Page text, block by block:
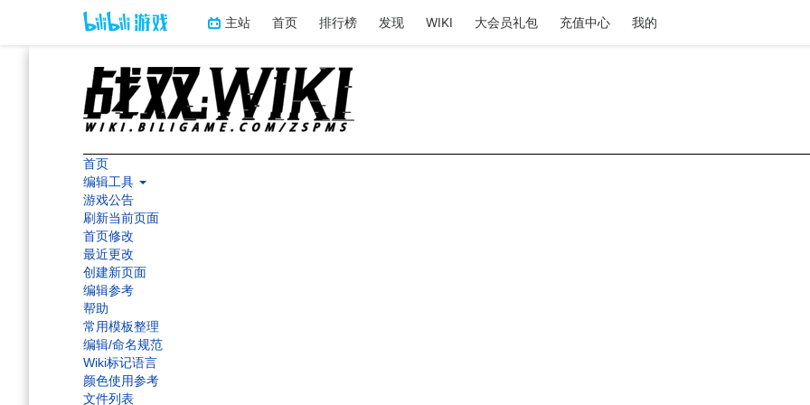
主站 首页 排行榜 发现 WIKI 大会员礼包 充值中心 我的
首页
编辑工具
游戏公告
刷新当前页面
首页修改
最近更改
创建新页面
编辑参考
帮助
常用模板整理
编辑/命名规范
Wiki标记语言
颜色使用参考
文件列表